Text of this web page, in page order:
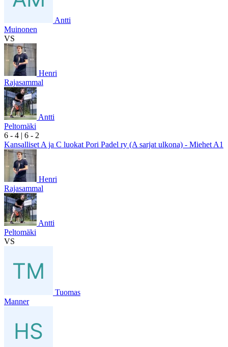
Antti
Muinonen
VS
Henri
Rajasammal
Antti
Peltomäki
6 - 4 | 6 - 2
Kansalliset A ja C luokat Pori Padel ry (A sarjat ulkona) - Miehet A1
Henri
Rajasammal
Antti
Peltomäki
VS
Tuomas
Manner